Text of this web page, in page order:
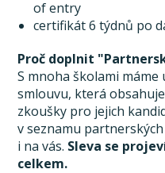
of entry
certifikát 6 týdnů po
Proč doplnit
S mnoha školami
smlouvu, která
zkoušky pro jejich
v seznamu
i na vás. Sleva se
celkem.